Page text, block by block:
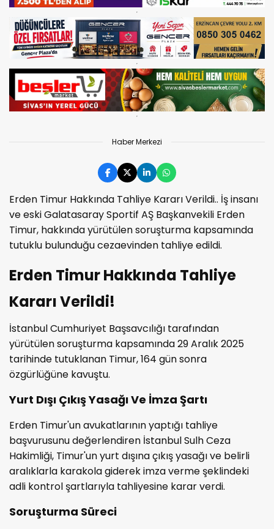
Haber Merkezi
Erden Timur Hakkında Tahliye Kararı Verildi.. İş insanı
ve eski Galatasaray Sportif AŞ Başkanvekili Erden
Timur, hakkında yürütülen soruşturma kapsamında
tutuklu bulunduğu cezaevinden tahliye edildi.
Erden Timur Hakkında Tahliye
Kararı Verildi!
İstanbul Cumhuriyet Başsavcılığı tarafından
yürütülen soruşturma kapsamında 29 Aralık 2025
tarihinde tutuklanan Timur, 164 gün sonra
özgürlüğüne kavuştu.
Yurt Dışı Çıkış Yasağı Ve İmza Şartı
Erden Timur'un avukatlarının yaptığı tahliye
başvurusunu değerlendiren İstanbul Sulh Ceza
Hakimliği, Timur'un yurt dışına çıkış yasağı ve belirli
aralıklarla karakola giderek imza verme şeklindeki
adli kontrol şartlarıyla tahliyesine karar verdi.
Soruşturma Süreci